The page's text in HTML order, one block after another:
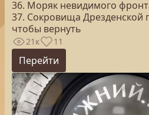
36. Моряк невидимого
37. Сокровища Дрезденской
чтобы вернуть
21к 11
Перейти